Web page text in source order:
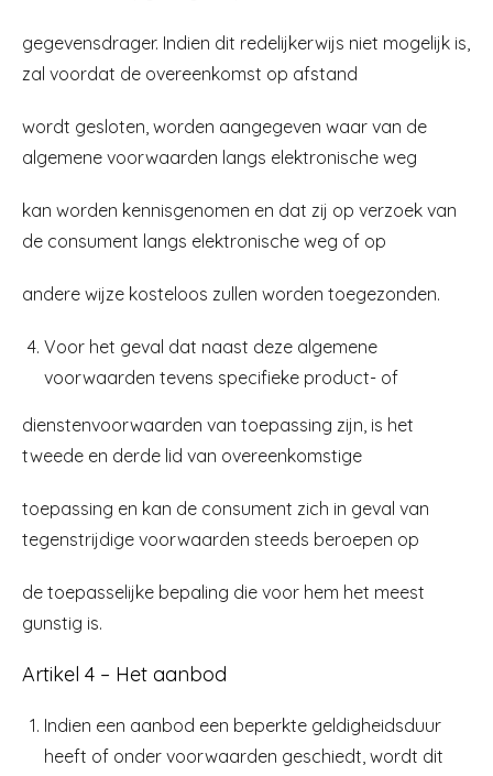
gegevensdrager. Indien dit redelijkerwijs niet mogelijk is,
zal voordat de overeenkomst op afstand
wordt gesloten, worden aangegeven waar van de
algemene voorwaarden langs elektronische weg
kan worden kennisgenomen en dat zij op verzoek van
de consument langs elektronische weg of op
andere wijze kosteloos zullen worden toegezonden.
Voor het geval dat naast deze algemene
voorwaarden tevens specifieke product- of
dienstenvoorwaarden van toepassing zijn, is het
tweede en derde lid van overeenkomstige
toepassing en kan de consument zich in geval van
tegenstrijdige voorwaarden steeds beroepen op
de toepasselijke bepaling die voor hem het meest
gunstig is.
Artikel 4 – Het aanbod
Indien een aanbod een beperkte geldigheidsduur
heeft of onder voorwaarden geschiedt, wordt dit